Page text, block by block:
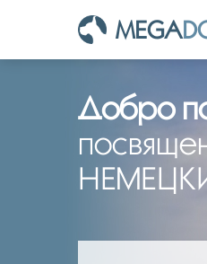
MEGA
Добро